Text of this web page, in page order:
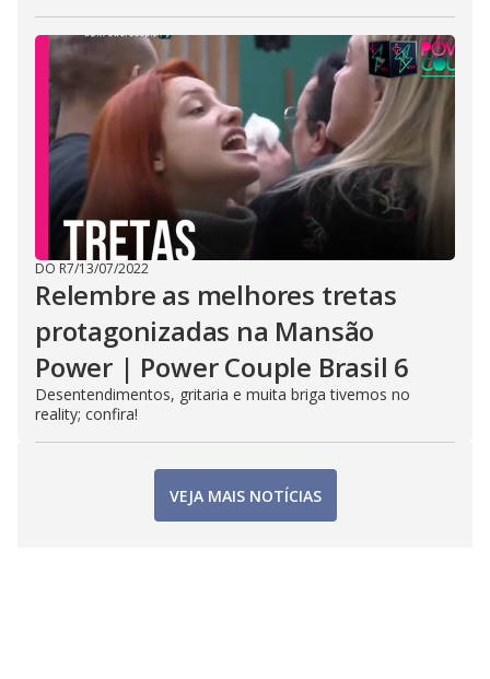
DO R7/13/07/2022
Relembre as melhores tretas
protagonizadas na Mansão
Power | Power Couple Brasil 6
Desentendimentos, gritaria e muita briga tivemos no
reality; confira!
VEJA MAIS NOTÍCIAS